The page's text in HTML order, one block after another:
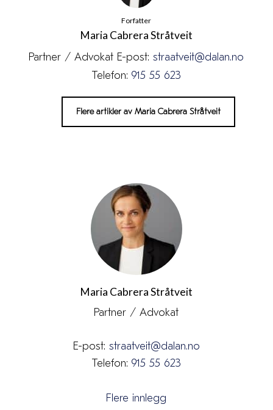
Forfatter
Maria Cabrera Stråtveit
Partner / Advokat E-post:straatveit@dalan.no
Telefon:915 55 623
Flere artikler av Maria Cabrera Stråtveit
Maria Cabrera Stråtveit
Partner / Advokat
E-post: straatveit@dalan.no
Telefon:915 55 623
Flere innlegg